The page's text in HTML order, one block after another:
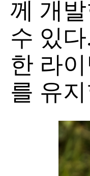
께 개
수 있
한 라
를 유